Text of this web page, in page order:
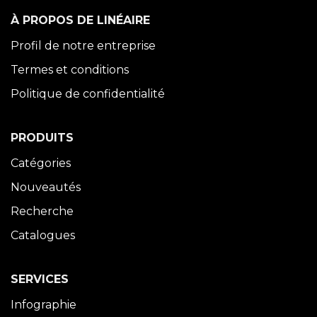
À PROPOS DE LINÉAIRE
Profil de notre entreprise
Termes et conditions
Politique de confidentialité
PRODUITS
Catégories
Nouveautés
Recherche
Catalogues
SERVICES
Infographie